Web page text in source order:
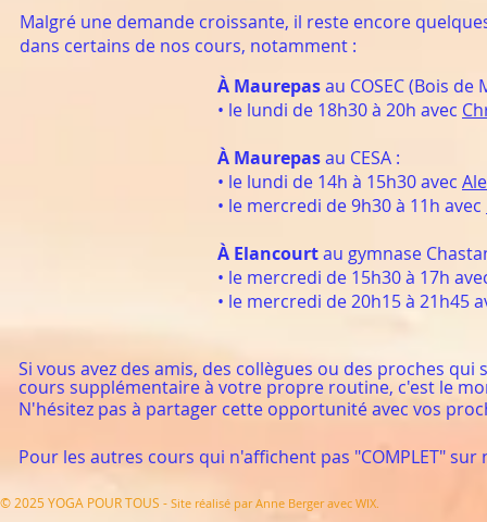
Malgré une demande croissante, il reste encore
dans certains de nos cours, notamment :
À Maurepasau COSEC (Bois de
• le lundi de 18h30 à 20h avec
À Maurepasau CESA :
• le lundi de 14h à 15h30 avec
• le mercredi de 9h30 à 11h avec
À Elancourtau gymnase
• le mercredi de 15h30 à 17h
• le mercredi de 20h15 à 21h45
Si vous avez des amis, des collègues ou des proches
cours supplémentaire à votre propre routine, c'est le
N'hésitez pas à partager cette opportunité avec vos
Pour les autres cours qui n'affichent pas "COMPLET"
© 2025 YOGA POUR TOUS - Site réalisé par Anne Berger avec WIX.